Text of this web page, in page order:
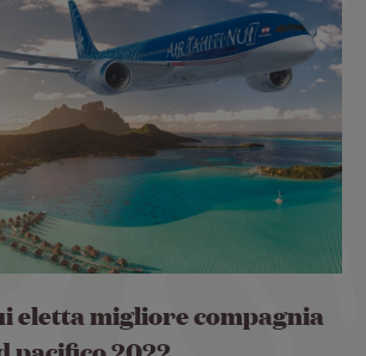
eletta migliore compagnia